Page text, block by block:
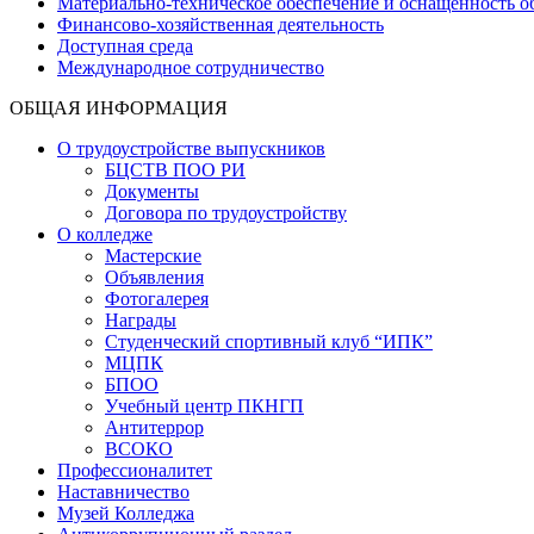
Финансово-хозяйственная деятельность
Доступная среда
Международное сотрудничество
ОБЩАЯ ИНФОРМАЦИЯ
О трудоустройстве выпускников
БЦСТВ ПОО РИ
Документы
Договора по трудоустройству
О колледже
Мастерские
Объявления
Фотогалерея
Награды
Студенческий спортивный клуб “ИПК”
МЦПК
БПОО
Учебный центр ПКНГП
Антитеррор
ВСОКО
Профессионалитет
Наставничество
Музей Колледжа